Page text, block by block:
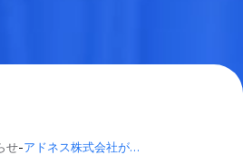
せ- アドネス株式会社が、起業を志す学生に向けイベントを開催